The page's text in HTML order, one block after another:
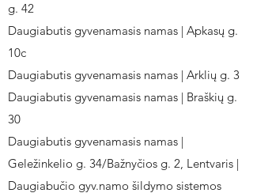
g. 42
Daugiabutis gyvenamasis namas | Apkasų g.
10c
Daugiabutis gyvenamasis namas | Arklių g. 3
Daugiabutis gyvenamasis namas | Braškių g.
30
Daugiabutis gyvenamasis namas |
Geležinkelio g. 34/Bažnyčios g. 2, Lentvaris |
Daugiabučio gyv.namo šildymo sistemos